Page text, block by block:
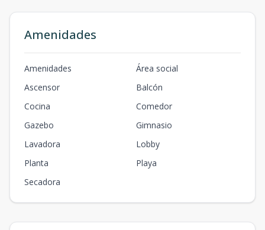
Amenidades
Amenidades
Área social
Ascensor
Balcón
Cocina
Comedor
Gazebo
Gimnasio
Lavadora
Lobby
Planta
Playa
Secadora